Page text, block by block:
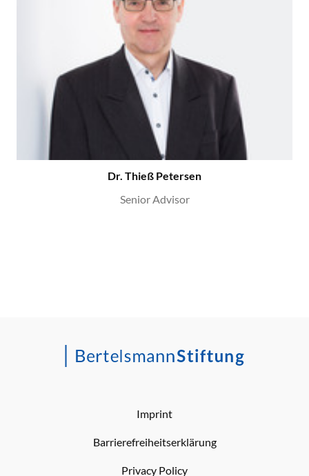
Dr. Thieß Petersen
Senior Advisor
Imprint
Barrierefreiheitserklärung
Privacy Policy